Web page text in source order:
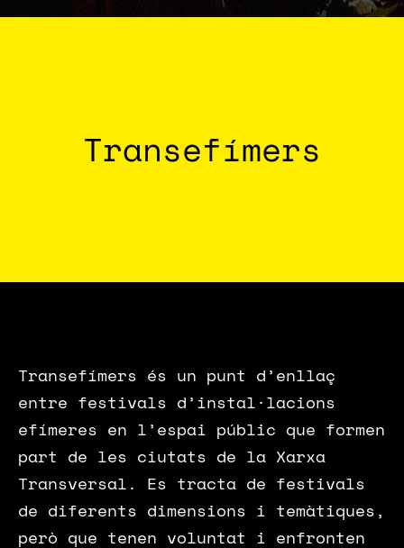
Transefímers
Transefímers és un punt d’enllaç
entre festivals d’instal·lacions
efímeres en l’espai públic que formen
part de les ciutats de la Xarxa
Transversal. Es tracta de festivals
de diferents dimensions i temàtiques,
però que tenen voluntat i enfronten